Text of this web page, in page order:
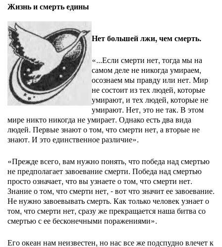
Жизнь и смерть едины
Нет большей лжи, чем смерть.
«...Если смерти нет, тогда мы на
самом деле не никогда умираем,
осознаем мы правду или нет. Мир
не состоит из тех людей, которые
умирают, и тех людей, которые не
умирают. Нет, это не так. В этом
мире никто никогда не умирает. Однако есть два вида
людей. Первые знают о том, что смерти нет, а вторые не
знают. И это единственное различие».
«Прежде всего, вам нужно понять, что победа над смертью
не предполагает завоевание смерти. Победа над смертью
просто означает, что вы узнаете о том, что смерти нет.
Знание о том, что смерти нет, - вот что значит ее завоевание.
Не нужно завоевывать смерть. Как только человек узнает о
том, что смерти нет, сразу же прекращается наша битва со
смертью с ее бесконечными поражениями».
Его океан нам неизвестен, но нас все же подспудно влечет к